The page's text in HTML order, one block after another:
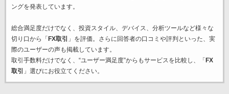
ングを発表しています。
総合満足度だけでなく、投資スタイル、デバイス、分析ツールなど様々な
切り口から「 FX取引
」を評価。さらに回答者の口コミや評判といった、実
際のユーザーの声も掲載しています。
取引手数料だけでなく、“ユーザー満足度”からもサービスを比較し、「 FX
取引
」選びにお役立てください。